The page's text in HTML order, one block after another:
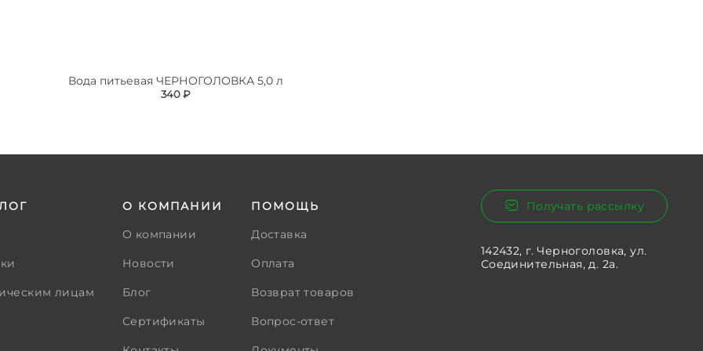
Вода питьевая ЧЕРНОГОЛОВКА 5,0 л
340 ₽
лицам
О КОМПАНИИ
О компании
Новости
Блог
Сертификаты
ПОМОЩЬ
Доставка
Оплата
Возврат товаров
Вопрос-ответ
Получать рассылку
142432, г. Черноголовка, ул.
Соединительная, д. 2а.